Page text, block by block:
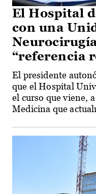
El Hospital
con una
“referencia
El presidente
que el Hospital
el curso que viene,
Medicina que